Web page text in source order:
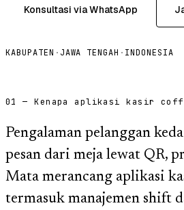
Konsultasi via WhatsApp
KABUPATEN · JAWA TENGAH · INDONESIA
01 — Kenapa aplikasi kasir
Pengalaman pelanggan
pesan dari meja lewat QR,
Mata merancang aplikasi
termasuk manajemen shift